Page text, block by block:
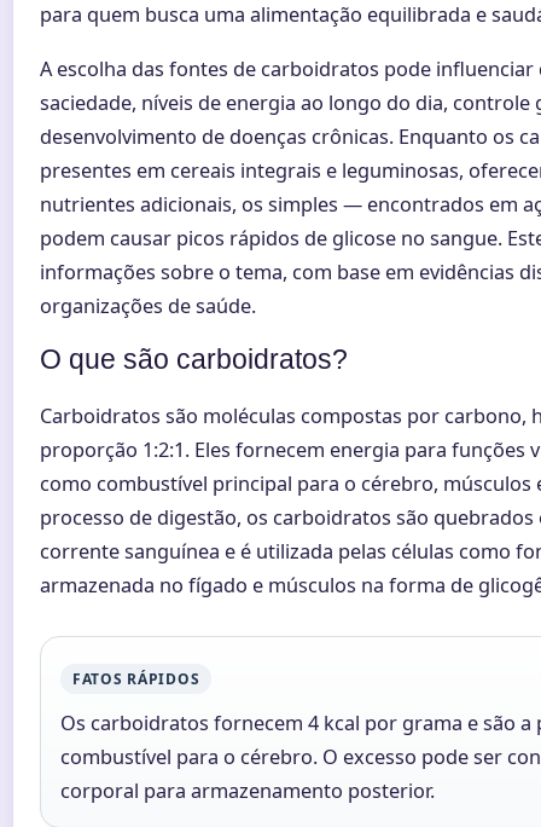
para quem busca uma alimentação equilibrada e
A escolha das fontes de carboidratos pode
saciedade, níveis de energia ao longo do dia, controle
desenvolvimento de doenças crônicas. Enquanto os
presentes em cereais integrais e leguminosas,
nutrientes adicionais, os simples — encontrados em
podem causar picos rápidos de glicose no sangue.
informações sobre o tema, com base em evidências
organizações de saúde.
O que são carboidratos?
Carboidratos são moléculas compostas por carbono,
proporção 1:2:1. Eles fornecem energia para funções
como combustível principal para o cérebro, músculos
processo de digestão, os carboidratos são
corrente sanguínea e é utilizada pelas células como
armazenada no fígado e músculos na forma de
FATOS RÁPIDOS
Os carboidratos fornecem 4 kcal por grama e são
combustível para o cérebro. O excesso pode ser
corporal para armazenamento posterior.